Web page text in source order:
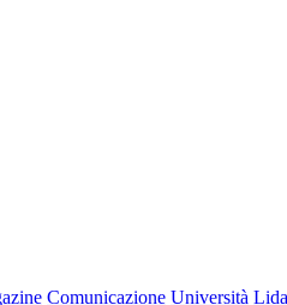
Comunicazione Università